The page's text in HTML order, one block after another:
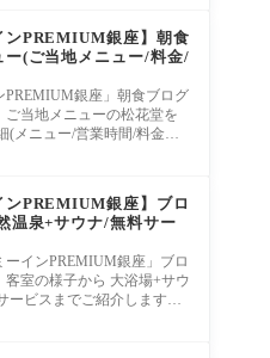
ンPREMIUM銀座】朝食
ー(ご当地メニュー/料金/
PREMIUM銀座」朝食ブログ
ご当地メニューの松花堂を
(メニュー/営業時間/料金な
す。
ンPREMIUM銀座】ブロ
温泉+サウナ/無料サー
ーインPREMIUM銀座」ブロ
客室の様子から 大浴場+サウ
ービスまでご紹介します。
テラスの必見です。